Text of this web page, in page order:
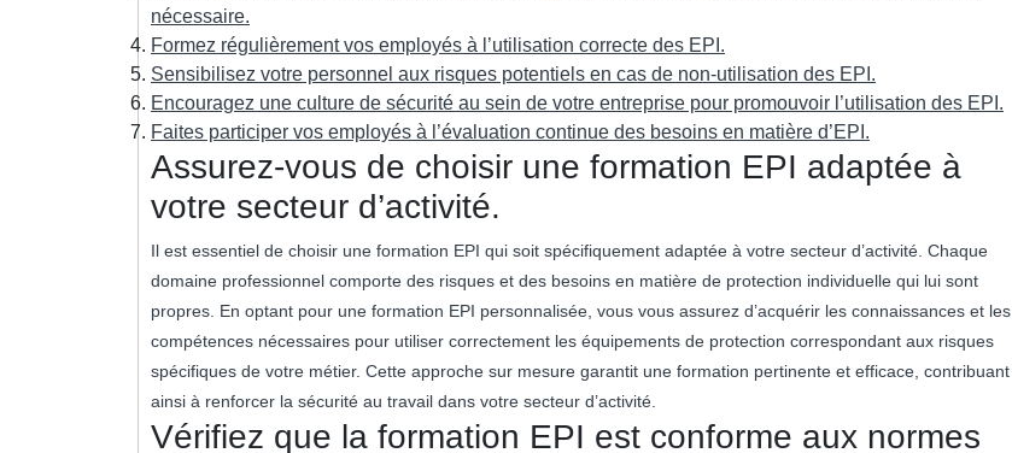
nécessaire.
Formez régulièrement vos employés à l’utilisation correcte des EPI.
Sensibilisez votre personnel aux risques potentiels en cas de non-utilisation des EPI.
Encouragez une culture de sécurité au sein de votre entreprise pour promouvoir l’utilisation des EPI.
Faites participer vos employés à l’évaluation continue des besoins en matière d’EPI.
Assurez-vous de choisir une formation EPI adaptée à
votre secteur d’activité.
Il est essentiel de choisir une formation EPI qui soit spécifiquement adaptée à votre secteur d’activité. Chaque
domaine professionnel comporte des risques et des besoins en matière de protection individuelle qui lui sont
propres. En optant pour une formation EPI personnalisée, vous vous assurez d’acquérir les connaissances et les
compétences nécessaires pour utiliser correctement les équipements de protection correspondant aux risques
spécifiques de votre métier. Cette approche sur mesure garantit une formation pertinente et efficace, contribuant
ainsi à renforcer la sécurité au travail dans votre secteur d’activité.
Vérifiez que la formation EPI est conforme aux normes